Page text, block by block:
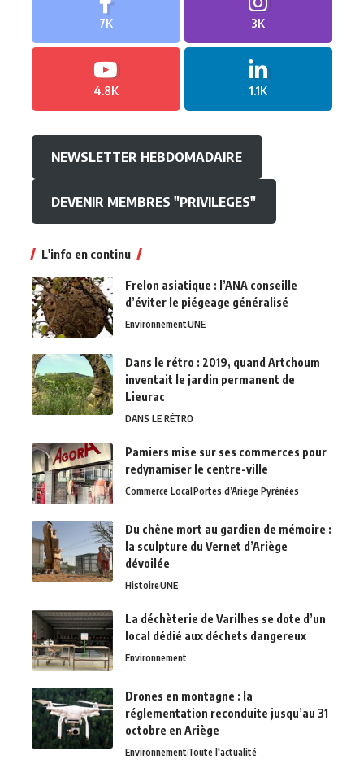
7K 3K
4.8K 1.1K
NEWSLETTER HEBDOMADAIRE
DEVENIR MEMBRES "PRIVILEGES"
L'info en continu
Frelon asiatique : l’ANA conseille
d’éviter le piégeage généralisé
EnvironnementUNE
Dans le rétro : 2019, quand Artchoum
inventait le jardin permanent de
Lieurac
DANS LE RÉTRO
Pamiers mise sur ses commerces pour
redynamiser le centre-ville
Commerce Local Portes d’Ariège Pyrénées
Du chêne mort au gardien de mémoire :
la sculpture du Vernet d’Ariège
dévoilée
HistoireUNE
La déchèterie de Varilhes se dote d’un
local dédié aux déchets dangereux
Environnement
Drones en montagne : la
réglementation reconduite jusqu’au 31
octobre en Ariège
EnvironnementToute l'actualité